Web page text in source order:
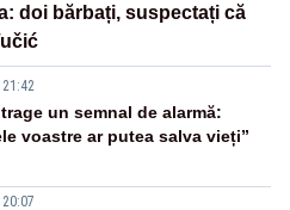
doi bărbați, suspectați că
un semnal de alarmă:
voastre ar putea salva vieți”